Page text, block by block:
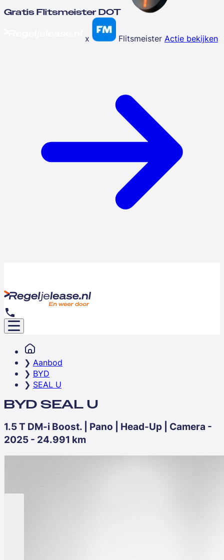
Gratis Flitsmeister DOT
x Flitsmeister Actie bekijken
Aanbod
BYD
SEAL U
BYD SEAL U
1.5 T DM-i Boost. | Pano | Head-Up | Camera -
2025 - 24.991 km